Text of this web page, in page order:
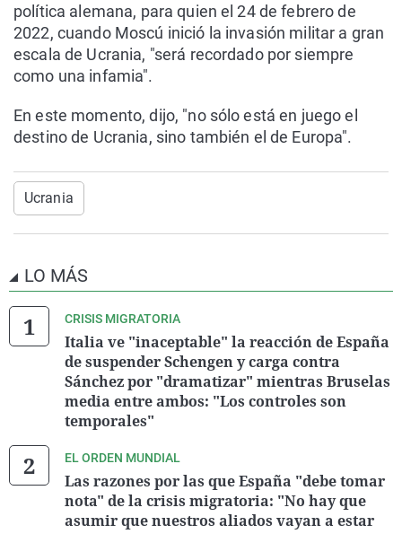
política alemana, para quien el 24 de febrero de
2022, cuando Moscú inició la invasión militar a gran
escala de Ucrania, "será recordado por siempre
como una infamia".
En este momento, dijo, "no sólo está en juego el
destino de Ucrania, sino también el de Europa".
Ucrania
LO MÁS
CRISIS MIGRATORIA
Italia ve "inaceptable" la reacción de España
de suspender Schengen y carga contra
Sánchez por "dramatizar" mientras Bruselas
media entre ambos: "Los controles son
temporales"
EL ORDEN MUNDIAL
Las razones por las que España "debe tomar
nota" de la crisis migratoria: "No hay que
asumir que nuestros aliados vayan a estar